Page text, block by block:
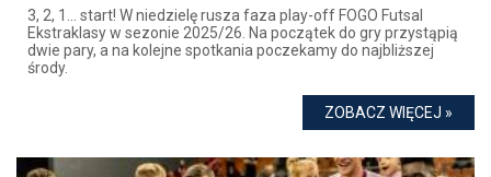
3, 2, 1… start! W niedzielę rusza faza play-off FOGO Futsal
Ekstraklasy w sezonie 2025/26. Na początek do gry przystąpią
dwie pary, a na kolejne spotkania poczekamy do najbliższej
środy.
ZOBACZ WIĘCEJ »